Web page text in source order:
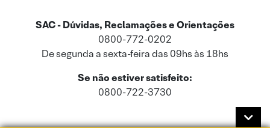
SAC - Dúvidas, Reclamações e Orientações
0800-772-0202
De segunda a sexta-feira das 09hs às 18hs
Se não estiver satisfeito:
0800-722-3730